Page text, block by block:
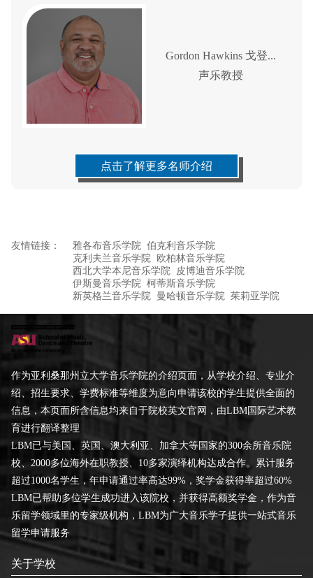
Gordon Hawkins 戈登...
声乐教授
点击了解更多名师介绍
友情链接： 雅各布音乐学院 伯克利音乐学院
克利夫兰音乐学院
欧柏林音乐学院
西北大学本尼音乐学院
皮博迪音乐学院
伊斯曼音乐学院 柯蒂斯音乐学院
新英格兰音乐学院
曼哈顿音乐学院 茱莉亚学院
作为亚利桑那州立大学音乐学院的介绍页面，从学校介绍、专业介
绍、招生要求、学费标准等维度为意向申请该校的学生提供全面的
信息，本页面所含信息均来自于院校英文官网，由LBM国际艺术教
育进行翻译整理
LBM已与美国、英国、澳大利亚、加拿大等国家的300余所音乐院
校、2000多位海外在职教授、10多家演绎机构达成合作。累计服务
超过1000名学生，年申请通过率高达99%，奖学金获得率超过60%
LBM已帮助多位学生成功进入该院校，并获得高额奖学金，作为音
乐留学领域里的专家级机构，LBM为广大音乐学子提供一站式音乐
留学申请服务
关于学校